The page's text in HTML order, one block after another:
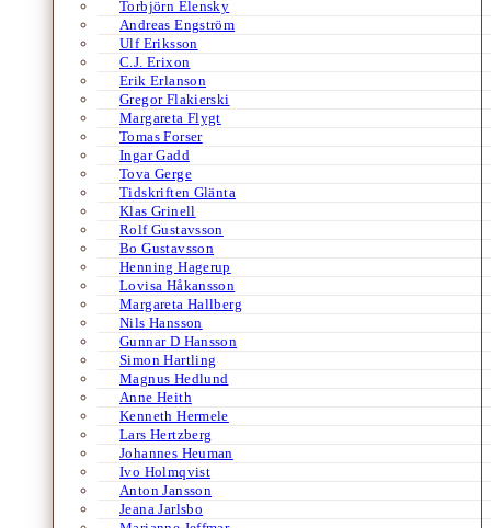
Torbjörn Elensky
Andreas Engström
Ulf Eriksson
C.J. Erixon
Erik Erlanson
Gregor Flakierski
Margareta Flygt
Tomas Forser
Ingar Gadd
Tova Gerge
Tidskriften Glänta
Klas Grinell
Rolf Gustavsson
Bo Gustavsson
Henning Hagerup
Lovisa Håkansson
Margareta Hallberg
Nils Hansson
Gunnar D Hansson
Simon Hartling
Magnus Hedlund
Anne Heith
Kenneth Hermele
Lars Hertzberg
Johannes Heuman
Ivo Holmqvist
Anton Jansson
Jeana Jarlsbo